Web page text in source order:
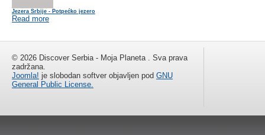
Jezera Srbije - Potpećko jezero
Read more
© 2026 Discover Serbia - Moja Planeta . Sva prava
zadržana.
Joomla! je slobodan softver objavljen pod GNU
General Public License.